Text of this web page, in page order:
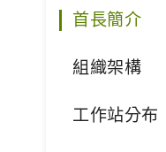
首長簡介
組織架構
工作站分布